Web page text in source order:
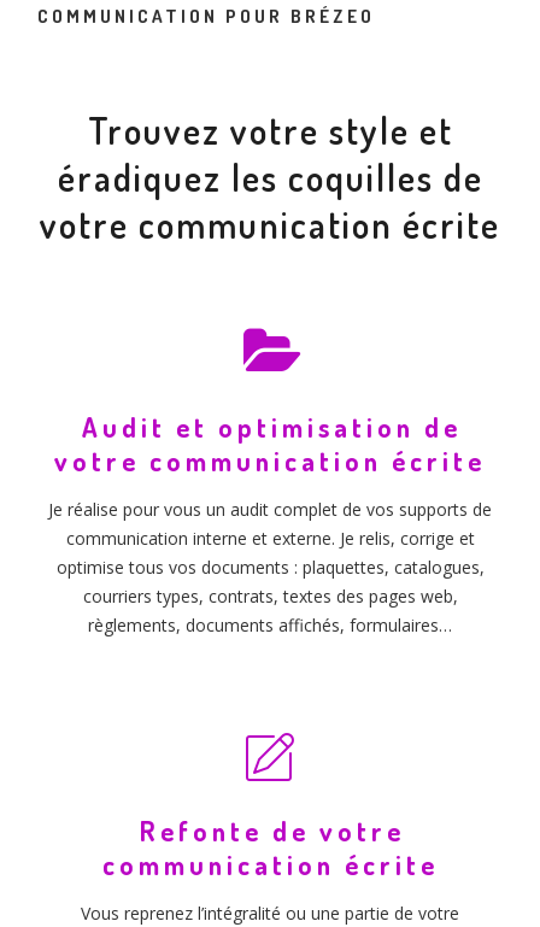
COMMUNICATION POUR BRÉZEO
Trouvez votre style et
éradiquez les coquilles de
votre communication écrite
Audit et optimisation de
votre communication écrite
Je réalise pour vous un audit complet de vos supports de
communication interne et externe. Je relis, corrige et
optimise tous vos documents : plaquettes, catalogues,
courriers types, contrats, textes des pages web,
règlements, documents affichés, formulaires…
Refonte de votre
communication écrite
Vous reprenez l’intégralité ou une partie de votre